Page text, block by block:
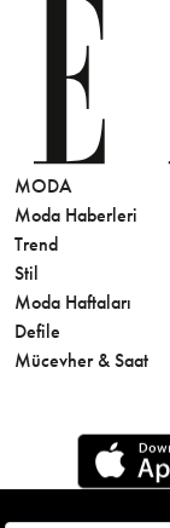
MODA
Moda Haberleri
Trend
Stil
Moda Haftaları
Defile
Mücevher & Saat